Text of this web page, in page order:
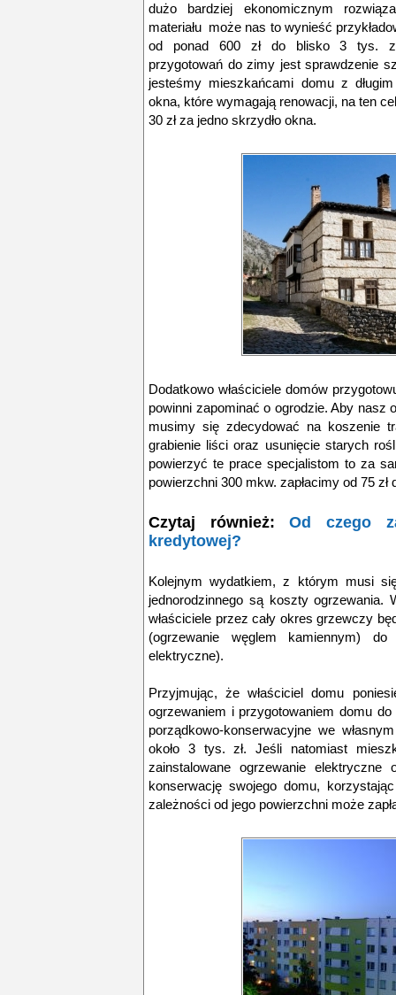
dużo bardziej ekonomicznym
materiału może nas to wynieść
od ponad 600 zł do blisko 3 tys.
przygotowań do zimy jest sprawdzenie
jesteśmy mieszkańcami domu z
okna, które wymagają renowacji, na ten
30 zł za jedno skrzydło okna.
Dodatkowo właściciele domów
powinni zapominać o ogrodzie. Aby nasz
musimy się zdecydować na koszenie
grabienie liści oraz usunięcie starych
powierzyć te prace specjalistom to za
powierzchni 300 mkw. zapłacimy od 75 zł
Czytaj również:Od czego
kredytowej?
Kolejnym wydatkiem, z którym musi
jednorodzinnego są koszty ogrzewania.
właściciele przez cały okres grzewczy
(ogrzewanie węglem kamiennym)
elektryczne).
Przyjmując, że właściciel domu
ogrzewaniem i przygotowaniem domu
porządkowo-konserwacyjne we
około 3 tys. zł. Jeśli natomiast
zainstalowane ogrzewanie
konserwację swojego domu,
zależności od jego powierzchni może